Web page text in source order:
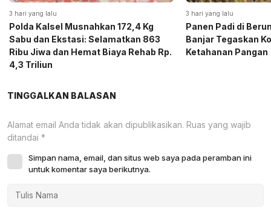
3 hari yang lalu
Polda Kalsel Musnahkan 172,4 Kg
Sabu dan Ekstasi: Selamatkan 863
Ribu Jiwa dan Hemat Biaya Rehab Rp.
4,3 Triliun
3 hari yang lalu
Panen Padi di
Banjar Tegaskan
Ketahanan Pangan
TINGGALKAN BALASAN
Alamat email Anda tidak akan dipublikasikan. Ruas yang wajib
ditandai *
Simpan nama, email, dan situs web saya pada peramban ini
untuk komentar saya berikutnya.